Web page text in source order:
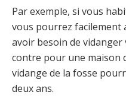
Par exemple, si vous
vous pourrez facilement
avoir besoin de
contre pour une maison
vidange de la fosse
deux ans.